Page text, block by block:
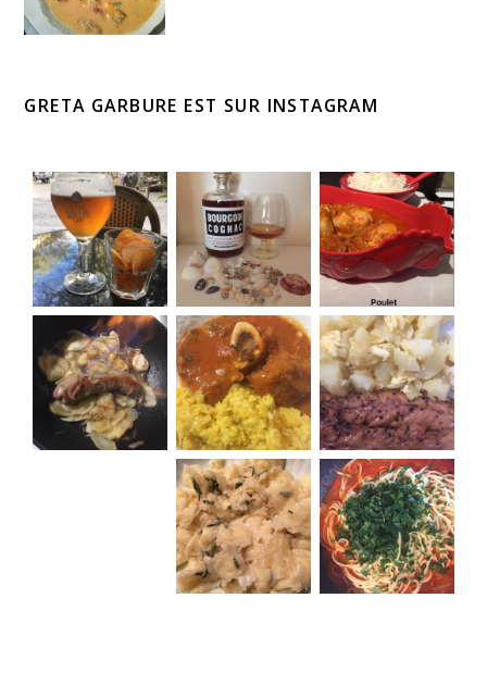
GRETA GARBURE EST SUR INSTAGRAM